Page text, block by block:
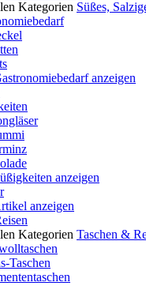
Kategorien Süßes,
anzeigen
anzeigen
anzeigen
Kategorien Taschen &
Taschen